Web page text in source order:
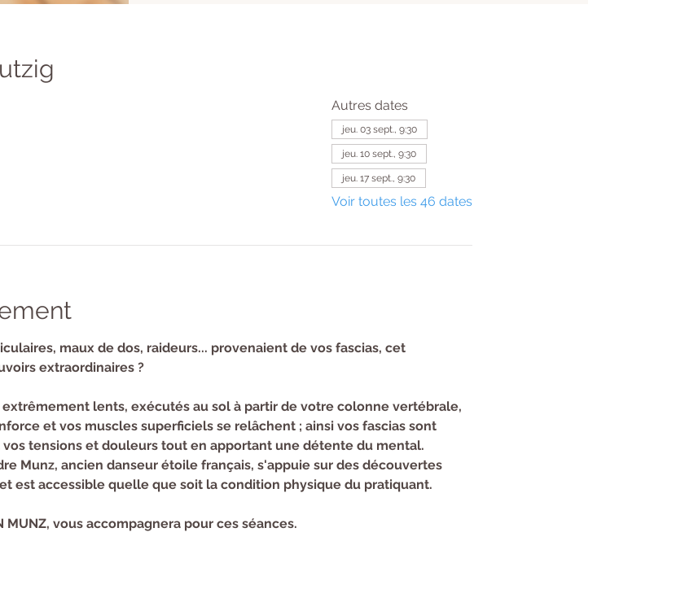
Autres dates
jeu. 03 sept., 9:30
jeu. 10 sept., 9:30
jeu. 17 sept., 9:30
Voir toutes les 46 dates
maux de dos, raideurs... provenaient de vos fascias, cet
extraordinaires ?
lents, exécutés au sol à partir de votre colonne vertébrale,
et vos muscles superficiels se relâchent ; ainsi vos fascias sont
tensions et douleurs tout en apportant une détente du mental.
Munz, ancien danseur étoile français, s'appuie sur des découvertes
est accessible quelle que soit la condition physique du pratiquant.
vous accompagnera pour ces séances.